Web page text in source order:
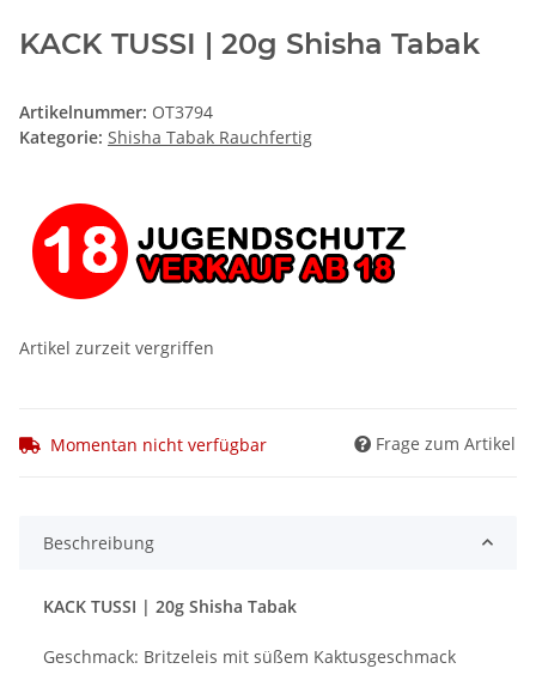
KACK TUSSI | 20g Shisha Tabak
Artikelnummer: OT3794
Kategorie: Shisha Tabak Rauchfertig
Artikel zurzeit vergriffen
Momentan nicht verfügbar Frage zum Artikel
Beschreibung
KACK TUSSI | 20g Shisha Tabak
Geschmack: Britzeleis mit süßem Kaktusgeschmack